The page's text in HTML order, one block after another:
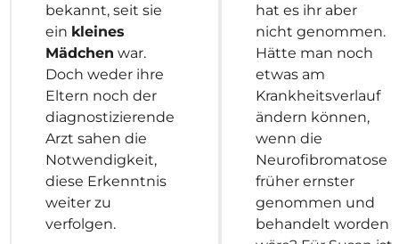
bekannt, seit sie
ein kleines
Mädchen war.
Doch weder ihre
Eltern noch der
diagnostizierende
Arzt sahen die
Notwendigkeit,
diese Erkenntnis
weiter zu
verfolgen.
hat es ihr aber
nicht genommen.
Hätte man noch
etwas am
Krankheitsverlauf
ändern können,
wenn die
Neurofibromatose
früher ernster
genommen und
behandelt worden